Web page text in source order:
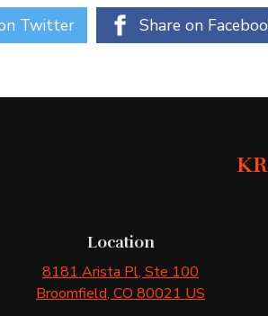
Twitter Share on
Location
8181 Arista Pl, Ste 100
Broomfield, CO 80021 US